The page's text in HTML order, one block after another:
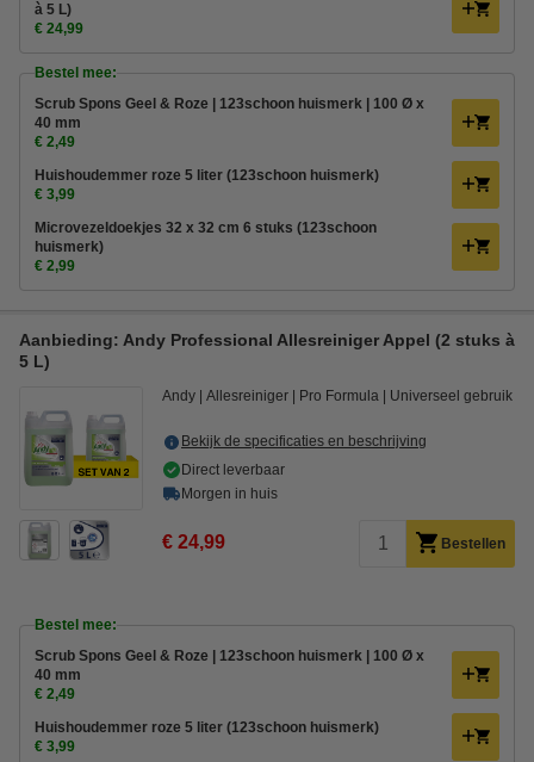
à 5 L)
€ 24,99
Bestel mee:
Scrub Spons Geel & Roze | 123schoon huismerk | 100 Ø x
40 mm
€ 2,49
Huishoudemmer roze 5 liter (123schoon huismerk)
€ 3,99
Microvezeldoekjes 32 x 32 cm 6 stuks (123schoon
huismerk)
€ 2,99
Aanbieding: Andy Professional Allesreiniger Appel (2 stuks à
5 L)
Andy Allesreiniger Pro Formula Universeel gebruik
Bekijk de specificaties en beschrijving
Direct leverbaar
Morgen in huis
€ 24,99 Bestellen
Bestel mee:
Scrub Spons Geel & Roze | 123schoon huismerk | 100 Ø x
40 mm
€ 2,49
Huishoudemmer roze 5 liter (123schoon huismerk)
€ 3,99